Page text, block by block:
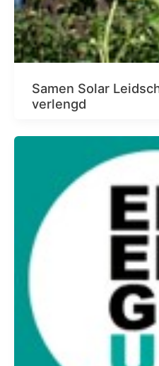
Samen Solar
verlengd